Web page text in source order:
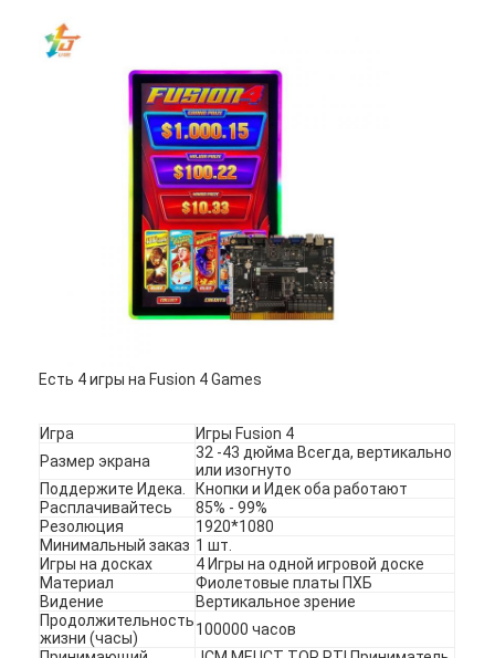
Домой
Продукты
Видеозаписи
Есть 4 игры на Fusion 4 Games
Игра
Игры Fusion 4
Размер экрана
32 -43 дюйма Всегда, вертикально
или изогнуто
Поддержите Идека.
Кнопки и Идек оба работают
Расплачивайтесь
85% - 99%
Резолюция
1920*1080
Минимальный заказ 1 шт.
Игры на досках
4 Игры на одной игровой доске
Материал
Фиолетовые платы ПХБ
Видение
Вертикальное зрение
Продолжительность
жизни (часы)
100000 часов